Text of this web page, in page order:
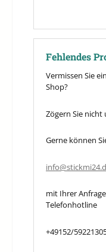
Fehlendes
Vermissen Sie ein
Shop?
Zögern Sie
Gerne können
mit Ihrer
Telefonhotline
+49152/